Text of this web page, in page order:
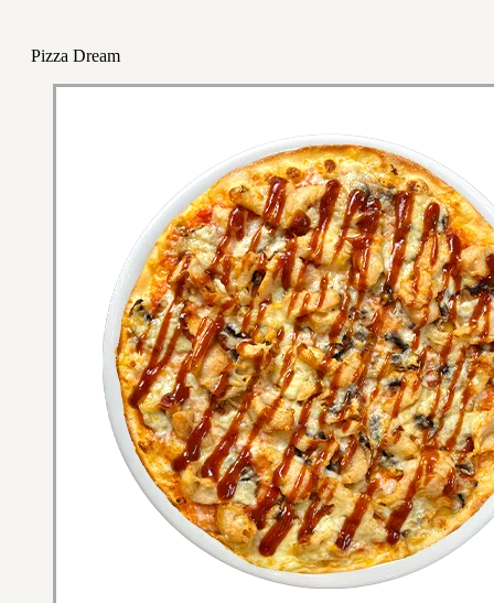
Pizza Dream